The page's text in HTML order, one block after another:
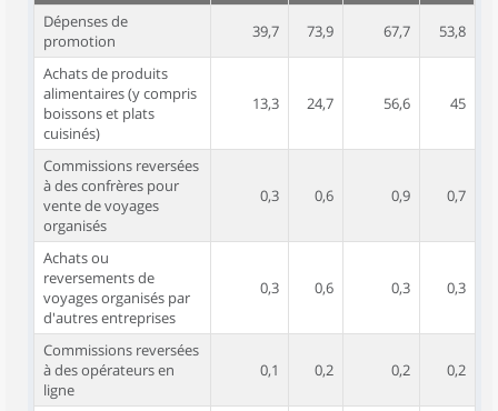
Dépenses de
promotion
39,7 73,9 67,7 53,8
Achats de produits
alimentaires (y compris
boissons et plats
cuisinés)
13,3 24,7 56,6 45
Commissions reversées
à des confrères pour
vente de voyages
organisés
0,3 0,6 0,9 0,7
Achats ou
reversements de
voyages organisés par
d'autres entreprises
0,3 0,6 0,3 0,3
Commissions reversées
à des opérateurs en
ligne
0,1 0,2 0,2 0,2